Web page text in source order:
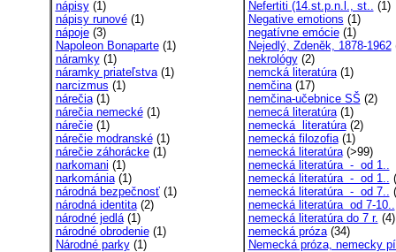
nápisy(1)
nápisy runové(1)
nápoje(3)
Napoleon Bonaparte(1)
náramky(1)
náramky priateľstva(1)
narcizmus (1)
nárečia(1)
nárečia nemecké(1)
nárečie(1)
nárečie modranské(1)
nárečie záhorácke(1)
narkomani (1)
narkománia(1)
národná bezpečnosť(1)
národná identita(2)
národné jedlá(1)
národné obrodenie(1)
Národné parky(1)
Nefertiti (14.st.p.n.l., st.. (1)
Negative emotions (1)
negatívne emócie(1)
Nejedlý, Zdeněk, 1878-1962
nekrológy(2)
nemcká literatúra(1)
nemčina(17)
nemčina-učebnice SŠ (2)
nemecá literatúra(1)
nemecká literatúra(2)
nemecká filozofia(1)
nemecká literatúra(>99)
nemecká literatúra - od 1..
nemecká literatúra - od 1..
nemecká literatúra - od 7..
nemecká literatúra od 7-10..
nemecká literatúra do 7 r. (4)
nemecká próza(34)
Nemecká próza, nemecky